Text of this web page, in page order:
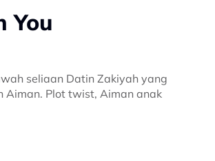
You
seliaan Datin Zakiyah yang
Aiman. Plot twist, Aiman anak